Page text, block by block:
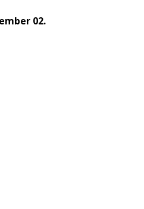
02.